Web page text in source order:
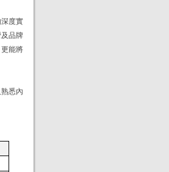
度實
品牌
能將
悉內